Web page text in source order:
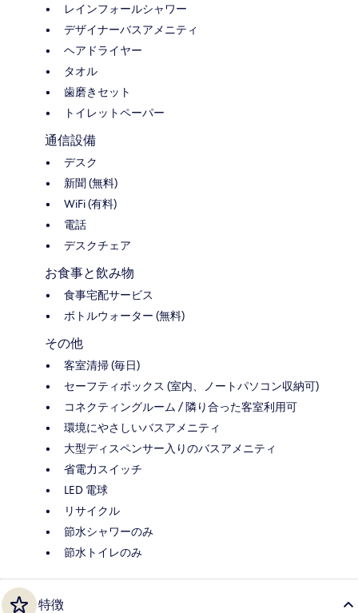
レインフォールシャワー
デザイナーバスアメニティ
ヘアドライヤー
タオル
歯磨きセット
トイレットペーパー
通信設備
デスク
新聞 (無料)
WiFi (有料)
電話
デスクチェア
お食事と飲み物
食事宅配サービス
ボトルウォーター (無料)
その他
客室清掃 (毎日)
セーフティボックス (室内、ノートパソコン収納可)
コネクティングルーム / 隣り合った客室利用可
環境にやさしいバスアメニティ
大型ディスペンサー入りのバスアメニティ
省電力スイッチ
LED 電球
リサイクル
節水シャワーのみ
節水トイレのみ
特徴